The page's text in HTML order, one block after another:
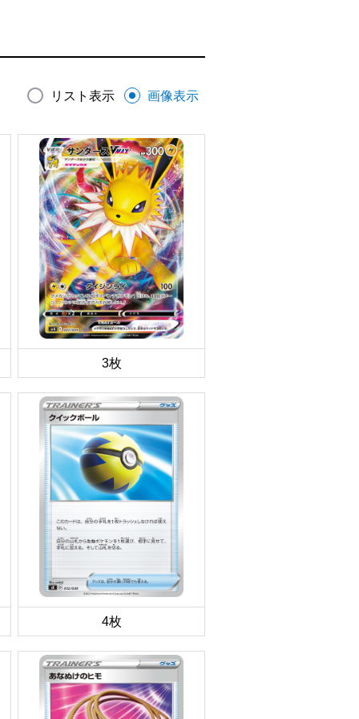
リスト表示 画像表示
3枚
4枚